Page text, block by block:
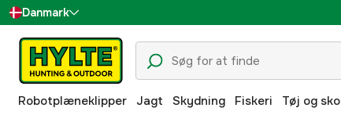
Danmark
Sverige
Suomi
Norge
Robotplæneklipper Jagt Skydning Fiskeri Tøj og sko